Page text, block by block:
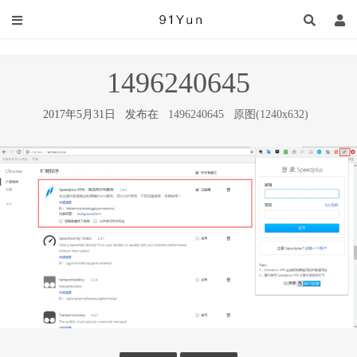
1496240645
2017年5月31日 发布在 1496240645 原图(1240x632)